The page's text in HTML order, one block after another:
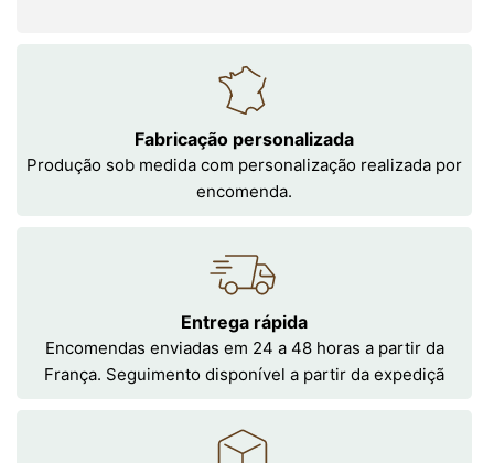
Fabricação personalizada
Produção sob medida com personalização realizada por
encomenda.
Entrega rápida
Encomendas enviadas em 24 a 48 horas a partir da
França. Seguimento disponível a partir da expediçã